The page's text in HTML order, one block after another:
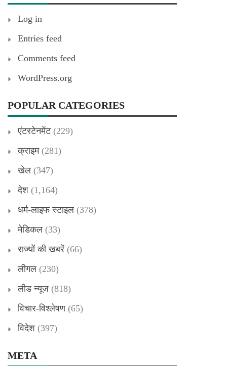
Log in
Entries feed
Comments feed
WordPress.org
POPULAR CATEGORIES
एंटरटेनमेंट(229)
क्राइम(281)
खेल (347)
देश (1,164)
धर्म-लाइफ स्टाइल (378)
मेडिकल (33)
राज्यों की खबरें (66)
लीगल (230)
लीड न्यूज (818)
विचार-विश्लेषण(65)
विदेश (397)
META